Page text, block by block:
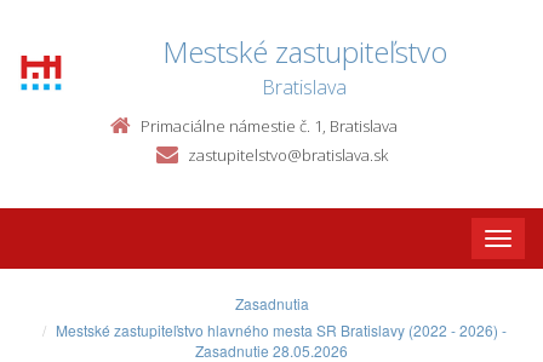
Mestské zastupiteľstvo
Bratislava
Primaciálne námestie č. 1, Bratislava
zastupitelstvo@bratislava.sk
Toggle
Zasadnutia
Mestské zastupiteľstvo hlavného mesta SR Bratislavy (2022 - 2026) -
Zasadnutie 28.05.2026